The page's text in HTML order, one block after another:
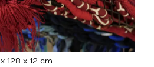
128 x 12 cm.